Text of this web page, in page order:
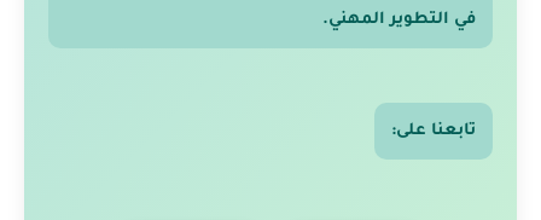
في التطوير المهني.
تابعنا على: